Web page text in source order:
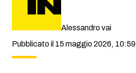
Alessandro vai
Pubblicato il 15 maggio 2026, 10:59